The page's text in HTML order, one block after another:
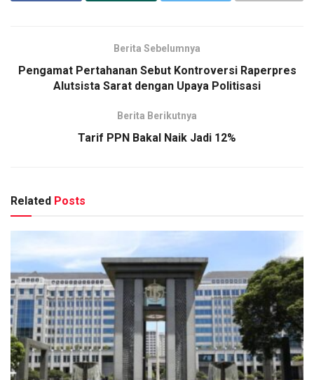
Berita Sebelumnya
Pengamat Pertahanan Sebut Kontroversi Raperpres
Alutsista Sarat dengan Upaya Politisasi
Berita Berikutnya
Tarif PPN Bakal Naik Jadi 12%
Related Posts